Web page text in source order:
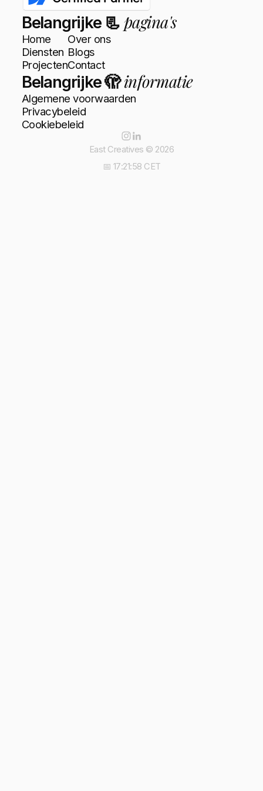
Belangrijke 📃 pagina's
Home
Diensten
Projecten
Over ons
Blogs
Contact
Belangrijke 🫣informatie
Algemene voorwaarden
Privacybeleid
Cookiebeleid
East Creatives © 2026
📅 17:22:00 CET